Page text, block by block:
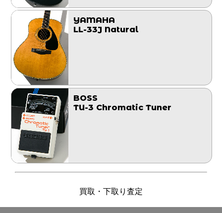
YAMAHA
LL-33J Natural
BOSS
TU-3 Chromatic Tuner
買取・下取り査定